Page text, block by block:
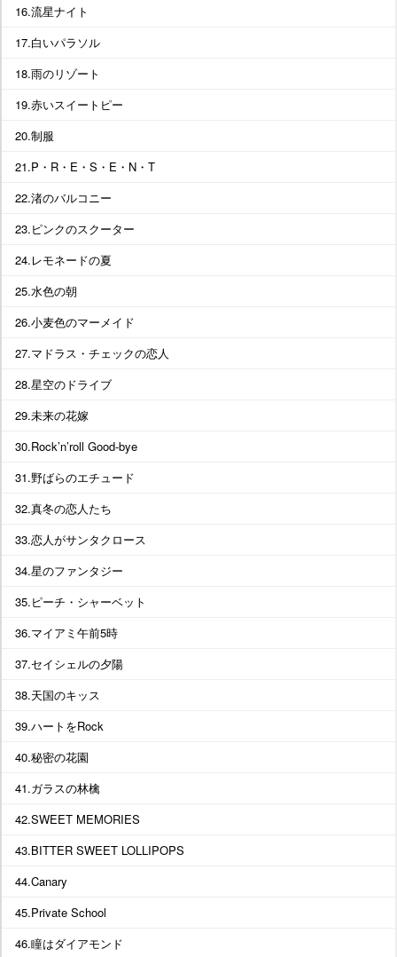
16.流星ナイト
17.白いパラソル
18.雨のリゾート
19.赤いスイートピー
20.制服
21.P・R・E・S・E・N・T
22.渚のバルコニー
23.ピンクのスクーター
24.レモネードの夏
25.水色の朝
26.小麦色のマーメイド
27.マドラス・チェックの恋人
28.星空のドライブ
29.未来の花嫁
30.Rock’n’roll Good-bye
31.野ばらのエチュード
32.真冬の恋人たち
33.恋人がサンタクロース
34.星のファンタジー
35.ピーチ・シャーベット
36.マイアミ午前5時
37.セイシェルの夕陽
38.天国のキッス
39.ハートをRock
40.秘密の花園
41.ガラスの林檎
42.SWEET MEMORIES
43.BITTER SWEET LOLLIPOPS
44.Canary
45.Private School
46.瞳はダイアモンド